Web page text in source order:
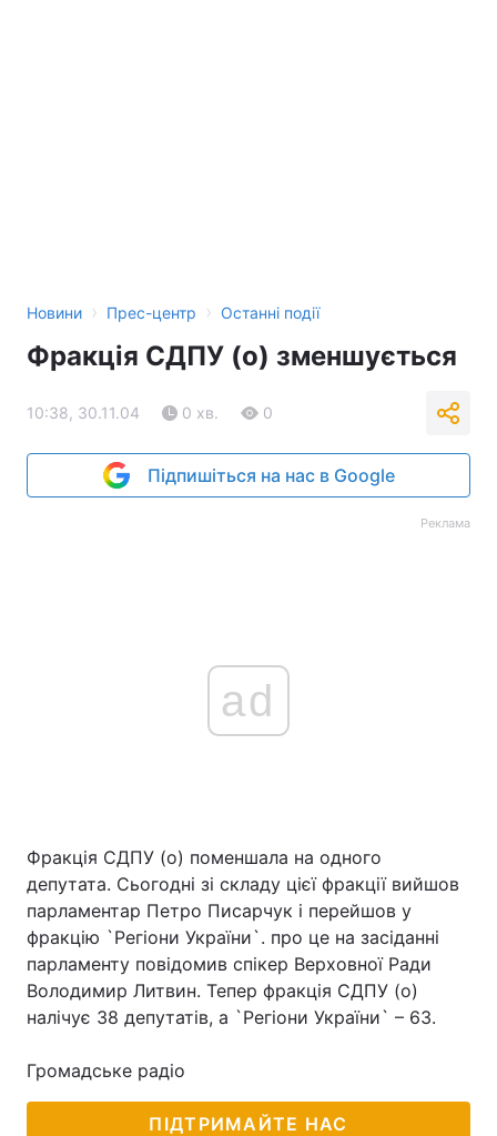
Новини › Прес-центр › Останні події
Фракція СДПУ (о) зменшується
10:38, 30.11.04 0 хв. 0
Підпишіться на нас в Google
Реклама
ad
Фракція СДПУ (о) поменшала на одного
депутата. Сьогодні зі складу цієї фракції вийшов
парламентар Петро Писарчук і перейшов у
фракцію `Регіони України`. про це на засіданні
парламенту повідомив спікер Верховної Ради
Володимир Литвин. Тепер фракція СДПУ (о)
налічує 38 депутатів, а `Регіони України` – 63.
Громадське радіо
ПІДТРИМАЙТЕ НАС